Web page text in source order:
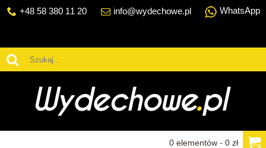
+48 58 380 11 20 info@wydechowe.pl WhatsApp
0 elementów - 0 zł